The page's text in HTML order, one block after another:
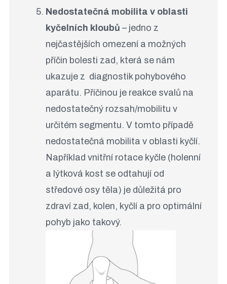
Nedostatečná mobilita v oblasti
kyčelních kloubů – jedno z
nejčastějších omezení a možných
příčin bolesti zad, která se nám
ukazuje z diagnostik pohybového
aparátu. Příčinou je reakce svalů na
nedostatečný rozsah/mobilitu v
určitém segmentu. V tomto případě
nedostatečná mobilita v oblasti kyčlí.
Například vnitřní rotace kyčle (holenní
a lýtková kost se odtahují od
středové osy těla) je důležitá pro
zdraví zad, kolen, kyčlí a pro optimální
pohyb jako takový.